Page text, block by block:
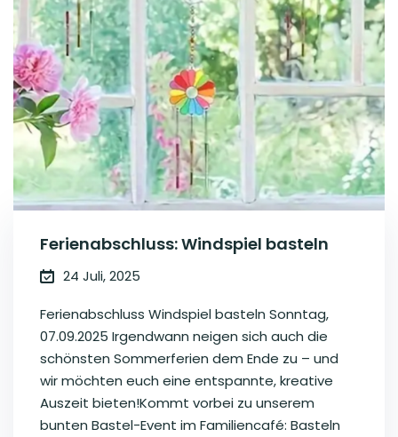
Ferienabschluss: Windspiel basteln
24 Juli, 2025
Ferienabschluss Windspiel basteln Sonntag,
07.09.2025 Irgendwann neigen sich auch die
schönsten Sommerferien dem Ende zu – und
wir möchten euch eine entspannte, kreative
Auszeit bieten!Kommt vorbei zu unserem
bunten Bastel-Event im Familiencafé: Basteln